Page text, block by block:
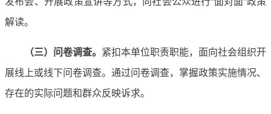
解读。
（三）问卷调查。 紧扣本单位职责职能，面向社会组织开
展线上或线下问卷调查。通过问卷调查，掌握政策实施情况、
存在的实际问题和群众反映诉求。